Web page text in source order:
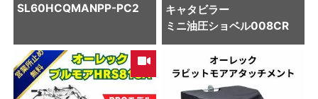
SL60HCQMANPP-PC2
キャタビラー
ミニ油圧ショベル008CR